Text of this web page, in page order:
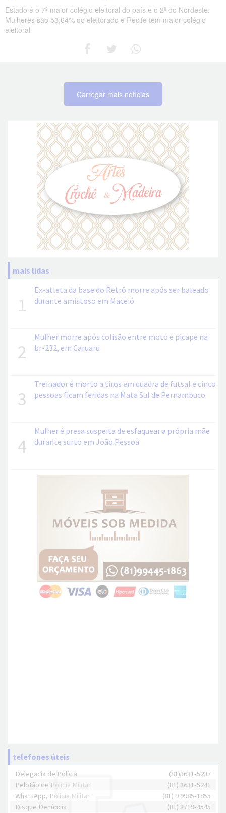
Estado é o 7º maior colégio eleitoral do país e o 2º do Nordeste.
Mulheres são 53,64% do eleitorado e Recife tem maior colégio
eleitoral
Carregar mais notícias
mais lidas
1
Ex-atleta da base do Retrô morre após ser baleado
durante amistoso em Maceió
2
Mulher morre após colisão entre moto e picape na
br-232, em Caruaru
3
Treinador é morto a tiros em quadra de futsal e cinco
pessoas ficam feridas na Mata Sul de Pernambuco
4
Mulher é presa suspeita de esfaquear a própria mãe
durante surto em João Pessoa
telefones úteis
Delegacia de Polícia
(81)3631-5237
Pelotão de Polícia Militar
(81) 3631-5241
WhatsApp, Polícia Militar
(81) 9 9985-1855
Disque Denúncia
(81) 3719-4545